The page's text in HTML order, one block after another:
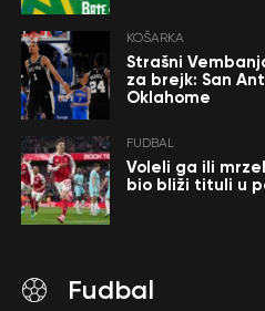
KOŠARKA
Strašni
za brejk: San
Oklahome
FUDBAL
Voleli ga ili
bio bliži tituli u
Fudbal